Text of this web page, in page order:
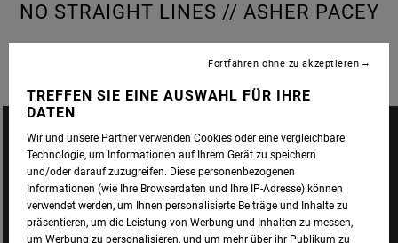
NO STRAIGHT LINES // ASHER PACEY
TREFFEN SIE EINE AUSWAHL FÜR IHRE
DATEN
Wir und unsere Partner verwenden Cookies oder eine vergleichbare
Technologie, um Informationen auf Ihrem Gerät zu speichern
und/oder darauf zuzugreifen. Diese personenbezogenen
Informationen (wie Ihre Browserdaten und Ihre IP-Adresse) können
verwendet werden, um Ihnen personalisierte Beiträge und Inhalte zu
präsentieren, um die Leistung von Werbung und Inhalten zu messen,
um Werbung zu personalisieren, und um mehr über ihr Publikum zu
Fortfahren ohne zu akzeptieren